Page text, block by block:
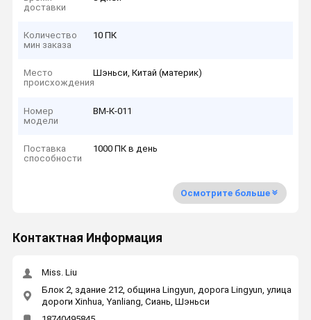
доставки
Количество
мин заказа
10 ПК
Место
происхождения
Шэньси, Китай (материк)
Номер
модели
ВМ-К-011
Поставка
способности
1000 ПК в день
Осмотрите больше
Контактная Информация
Miss. Liu
Блок 2, здание 212, община Lingyun, дорога Lingyun, улица
дороги Xinhua, Yanliang, Сиань, Шэньси